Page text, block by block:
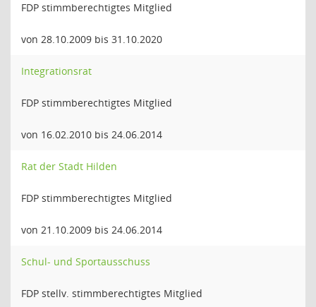
FDP stimmberechtigtes Mitglied
von 28.10.2009 bis 31.10.2020
Integrationsrat
FDP stimmberechtigtes Mitglied
von 16.02.2010 bis 24.06.2014
Rat der Stadt Hilden
FDP stimmberechtigtes Mitglied
von 21.10.2009 bis 24.06.2014
Schul- und Sportausschuss
FDP stellv. stimmberechtigtes Mitglied